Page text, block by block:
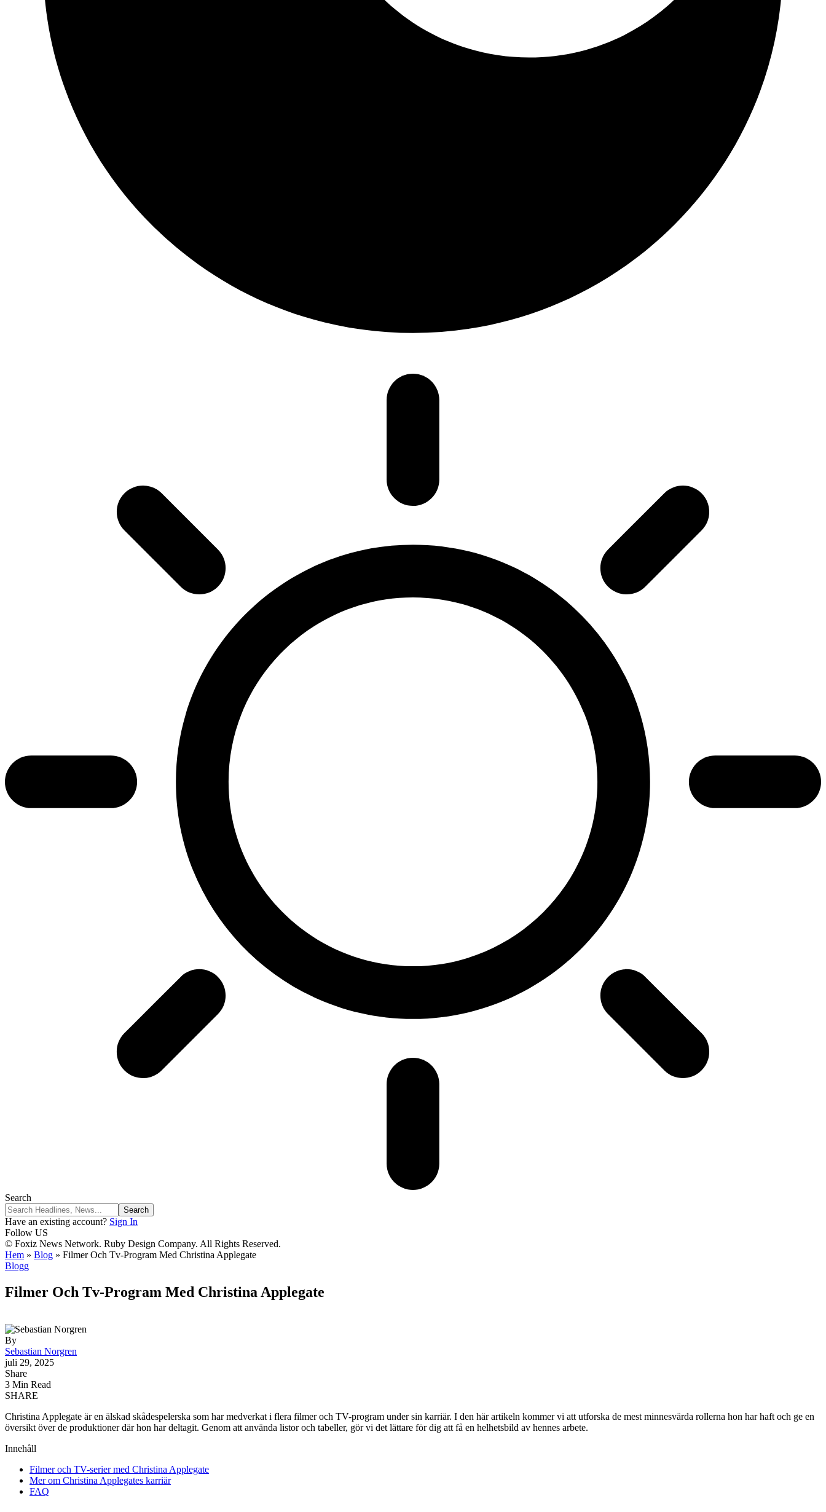
Search
Have an existing account? Sign In
Follow US
© Foxiz News Network. Ruby Design Company. All Rights Reserved.
Hem » Blog » Filmer Och Tv-Program Med Christina Applegate
Blogg
Filmer Och Tv-Program Med Christina Applegate
By
Sebastian Norgren
juli 29, 2025
Share
3 Min Read
SHARE
Christina Applegate är en älskad skådespelerska som har medverkat i flera filmer och TV-program under sin karriär. I den här artikeln kommer vi att utforska de mest minnesvärda rollerna hon har haft och ge en
översikt över de produktioner där hon har deltagit. Genom att använda listor och tabeller, gör vi det lättare för dig att få en helhetsbild av hennes arbete.
Innehåll
Filmer och TV-serier med Christina Applegate
Mer om Christina Applegates karriär
FAQ